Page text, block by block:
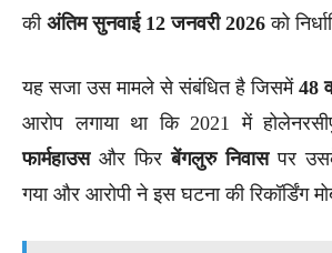
की अंतिम सुनवाई 12 जनवरी 2026 को
यह सजा उस मामले से संबंधित है जिसमें 48
आरोप लगाया था कि 2021 में
फार्महाउसऔर फिरबेंगलुरु निवासपर
गया और आरोपी ने इस घटना की रिकॉर्डिंग